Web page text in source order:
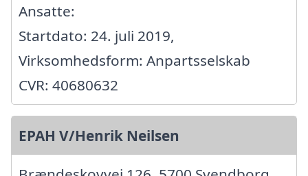
Ansatte:
Startdato: 24. juli 2019,
Virksomhedsform: Anpartsselskab
CVR: 40680632
EPAH V/Henrik Neilsen